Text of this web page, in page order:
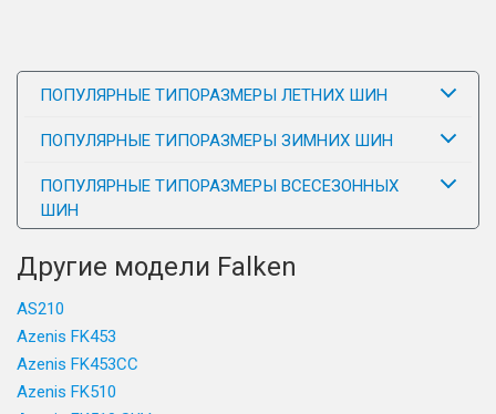
ПОПУЛЯРНЫЕ ТИПОРАЗМЕРЫ ЛЕТНИХ ШИН
ПОПУЛЯРНЫЕ ТИПОРАЗМЕРЫ ЗИМНИХ ШИН
ПОПУЛЯРНЫЕ ТИПОРАЗМЕРЫ ВСЕСЕЗОННЫХ
ШИН
Другие модели Falken
AS210
Azenis FK453
Azenis FK453CC
Azenis FK510